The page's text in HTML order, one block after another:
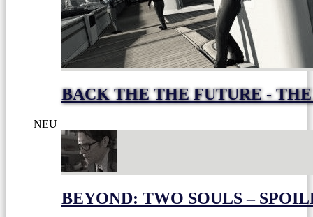
BACK THE THE FUTURE -
NEU
BEYOND: TWO SOULS –